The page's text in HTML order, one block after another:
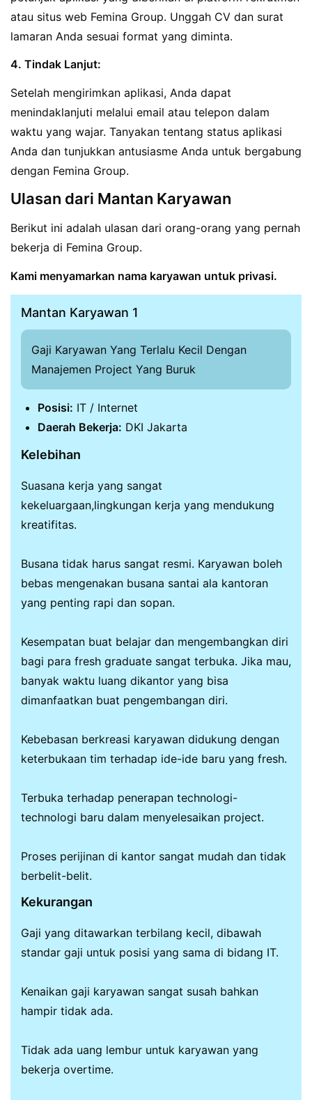
atau situs web Femina Group. Unggah CV dan surat
lamaran Anda sesuai format yang diminta.
4. Tindak Lanjut:
Setelah mengirimkan aplikasi, Anda dapat
menindaklanjuti melalui email atau telepon dalam
waktu yang wajar. Tanyakan tentang status aplikasi
Anda dan tunjukkan antusiasme Anda untuk bergabung
dengan Femina Group.
Ulasan dari Mantan Karyawan
Berikut ini adalah ulasan dari orang-orang yang pernah
bekerja di Femina Group.
Kami menyamarkan nama karyawan untuk privasi.
Mantan Karyawan 1
Gaji Karyawan Yang Terlalu Kecil Dengan
Manajemen Project Yang Buruk
Posisi: IT / Internet
Daerah Bekerja: DKI Jakarta
Kelebihan
Suasana kerja yang sangat
kekeluargaan,lingkungan kerja yang mendukung
kreatifitas.
Busana tidak harus sangat resmi. Karyawan boleh
bebas mengenakan busana santai ala kantoran
yang penting rapi dan sopan.
Kesempatan buat belajar dan mengembangkan diri
bagi para fresh graduate sangat terbuka. Jika mau,
banyak waktu luang dikantor yang bisa
dimanfaatkan buat pengembangan diri.
Kebebasan berkreasi karyawan didukung dengan
keterbukaan tim terhadap ide-ide baru yang fresh.
Terbuka terhadap penerapan technologi-
technologi baru dalam menyelesaikan project.
Proses perijinan di kantor sangat mudah dan tidak
berbelit-belit.
Kekurangan
Gaji yang ditawarkan terbilang kecil, dibawah
standar gaji untuk posisi yang sama di bidang IT.
Kenaikan gaji karyawan sangat susah bahkan
hampir tidak ada.
Tidak ada uang lembur untuk karyawan yang
bekerja overtime.